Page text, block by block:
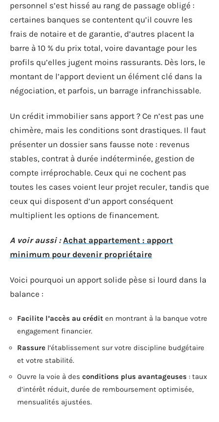
personnel s’est hissé au rang de passage obligé :
certaines banques se contentent qu’il couvre les
frais de notaire et de garantie, d’autres placent la
barre à 10 % du prix total, voire davantage pour les
profils qu’elles jugent moins rassurants. Dès lors, le
montant de l’apport devient un élément clé dans la
négociation, et parfois, un barrage infranchissable.
Un crédit immobilier sans apport ? Ce n’est pas une
chimère, mais les conditions sont drastiques. Il faut
présenter un dossier sans fausse note : revenus
stables, contrat à durée indéterminée, gestion de
compte irréprochable. Ceux qui ne cochent pas
toutes les cases voient leur projet reculer, tandis que
ceux qui disposent d’un apport conséquent
multiplient les options de financement.
A voir aussi : Achat appartement : apport
minimum pour devenir propriétaire
Voici pourquoi un apport solide pèse si lourd dans la
balance :
Facilite l’accès au crédit en montrant à la banque votre
engagement financier.
Rassure l’établissement sur votre discipline budgétaire
et votre stabilité.
Ouvre la voie à des conditions plus avantageuses : taux
d’intérêt réduit, durée de remboursement optimisée,
mensualités ajustées.